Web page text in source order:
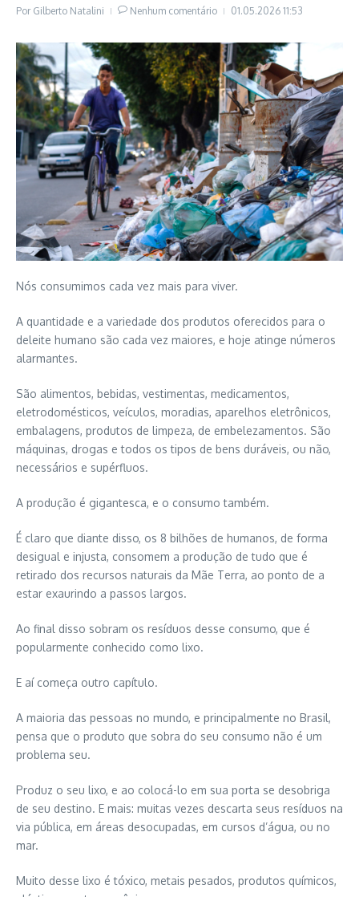
Por Gilberto Natalini Nenhum comentário 01.05.2026 11:53
Nós consumimos cada vez mais para viver.
A quantidade e a variedade dos produtos oferecidos para o
deleite humano são cada vez maiores, e hoje atinge números
alarmantes.
São alimentos, bebidas, vestimentas, medicamentos,
eletrodomésticos, veículos, moradias, aparelhos eletrônicos,
embalagens, produtos de limpeza, de embelezamentos. São
máquinas, drogas e todos os tipos de bens duráveis, ou não,
necessários e supérfluos.
A produção é gigantesca, e o consumo também.
É claro que diante disso, os 8 bilhões de humanos, de forma
desigual e injusta, consomem a produção de tudo que é
retirado dos recursos naturais da Mãe Terra, ao ponto de a
estar exaurindo a passos largos.
Ao final disso sobram os resíduos desse consumo, que é
popularmente conhecido como lixo.
E aí começa outro capítulo.
A maioria das pessoas no mundo, e principalmente no Brasil,
pensa que o produto que sobra do seu consumo não é um
problema seu.
Produz o seu lixo, e ao colocá-lo em sua porta se desobriga
de seu destino. E mais: muitas vezes descarta seus resíduos na
via pública, em áreas desocupadas, em cursos d’água, ou no
mar.
Muito desse lixo é tóxico, metais pesados, produtos químicos,